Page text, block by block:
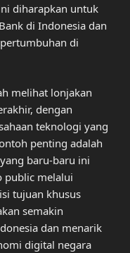
diharapkan untuk
di Indonesia dan
di
melihat lonjakan
dengan
teknologi yang
penting adalah
baru-baru ini
public melalui
tujuan khusus
semakin
dan menarik
digital negara